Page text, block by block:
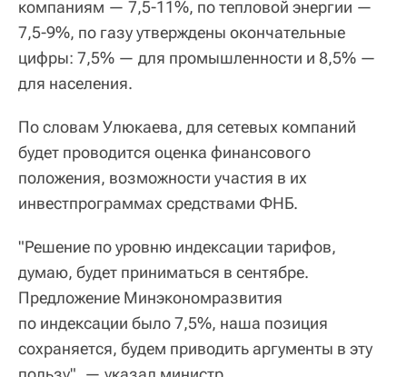
компаниям — 7,5-11%, по тепловой энергии —
7,5-9%, по газу утверждены окончательные
цифры: 7,5% — для промышленности и 8,5% —
для населения.
По словам Улюкаева, для сетевых компаний
будет проводится оценка финансового
положения, возможности участия в их
инвестпрограммах средствами ФНБ.
"Решение по уровню индексации тарифов,
думаю, будет приниматься в сентябре.
Предложение Минэкономразвития
по индексации было 7,5%, наша позиция
сохраняется, будем приводить аргументы в эту